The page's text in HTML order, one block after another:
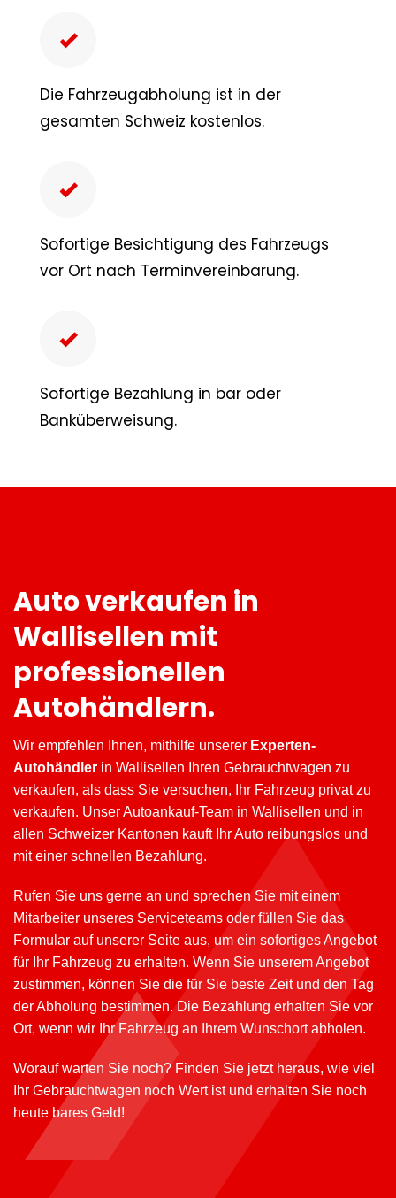
Die Fahrzeugabholung ist in der
gesamten Schweiz kostenlos.
Sofortige Besichtigung des Fahrzeugs
vor Ort nach Terminvereinbarung.
Sofortige Bezahlung in bar oder
Banküberweisung.
Auto verkaufen in
Wallisellen mit
professionellen
Autohändlern.
Wir empfehlen Ihnen, mithilfe unserer Experten-
Autohändler in Wallisellen Ihren Gebrauchtwagen zu
verkaufen, als dass Sie versuchen, Ihr Fahrzeug privat zu
verkaufen. Unser Autoankauf-Team in Wallisellen und in
allen Schweizer Kantonen kauft Ihr Auto reibungslos und
mit einer schnellen Bezahlung.
Rufen Sie uns gerne an und sprechen Sie mit einem
Mitarbeiter unseres Serviceteams oder füllen Sie das
Formular auf unserer Seite aus, um ein sofortiges Angebot
für Ihr Fahrzeug zu erhalten. Wenn Sie unserem Angebot
zustimmen, können Sie die für Sie beste Zeit und den Tag
der Abholung bestimmen. Die Bezahlung erhalten Sie vor
Ort, wenn wir Ihr Fahrzeug an Ihrem Wunschort abholen.
Worauf warten Sie noch? Finden Sie jetzt heraus, wie viel
Ihr Gebrauchtwagen noch Wert ist und erhalten Sie noch
heute bares Geld!